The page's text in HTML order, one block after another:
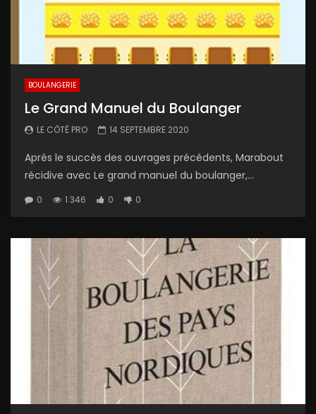
BOULANGERIE
Le Grand Manuel du Boulanger
LE CÔTÉ PRO 14 SEPTEMBRE 2020
Après le succès des ouvrages précédents, Marabout
récidive avec Le grand manuel du boulanger,...
0 1 346 0 0